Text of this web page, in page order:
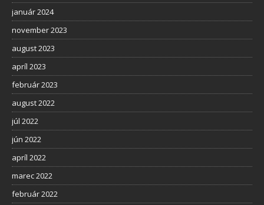
január 2024
november 2023
august 2023
apríl 2023
február 2023
august 2022
júl 2022
jún 2022
apríl 2022
marec 2022
február 2022